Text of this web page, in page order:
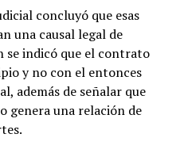
concluyó que esas
una causal legal de
se indicó que el contrato
y no con el entonces
además de señalar que
genera una relación de